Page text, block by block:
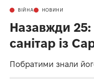
ВІЙНА НОВИНИ
Назавжди 25:
санітар із
Побратими знали